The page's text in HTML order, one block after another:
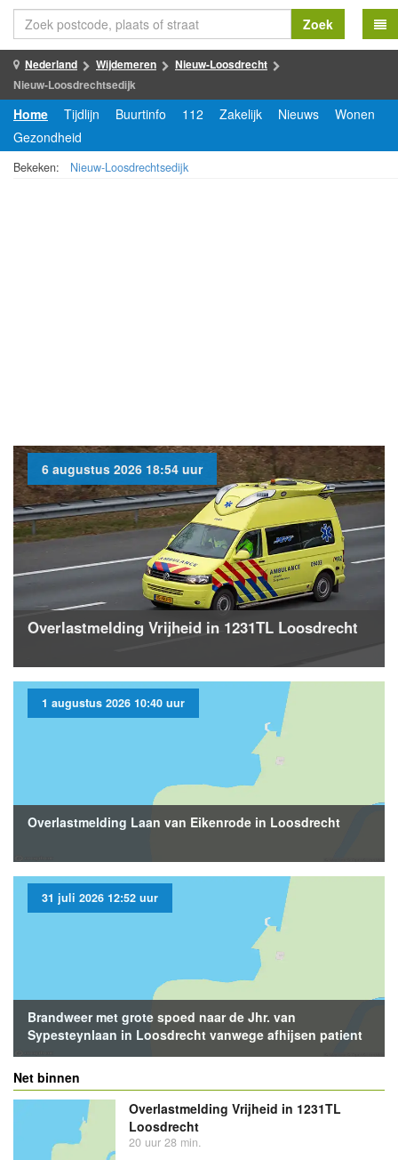
Zoek
Nederland Wijdemeren
Nieuw-Loosdrecht
Nieuw-Loosdrechtsedijk
Home Tijdlijn Buurtinfo 112 Zakelijk Nieuws
Wonen
Gezondheid
Bekeken: Nieuw-Loosdrechtsedijk
6 augustus 2026 18:54 uur
Overlastmelding Vrijheid in 1231TL Loosdrecht
1 augustus 2026 10:40 uur
Overlastmelding Laan van Eikenrode in Loosdrecht
31 juli 2026 12:52 uur
Brandweer met grote spoed naar de Jhr. van
Sypesteynlaan in Loosdrecht vanwege afhijsen patient
Net binnen
Overlastmelding Vrijheid in 1231TL
Loosdrecht
20 uur 28 min.